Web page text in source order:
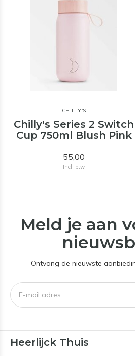
CHILLY'S
Chilly's Series 2 Switch
Cup 750ml Blush Pink
55,00
Incl. btw
Meld je aan
Ontvang de nieuwste
Heerlijck Thuis